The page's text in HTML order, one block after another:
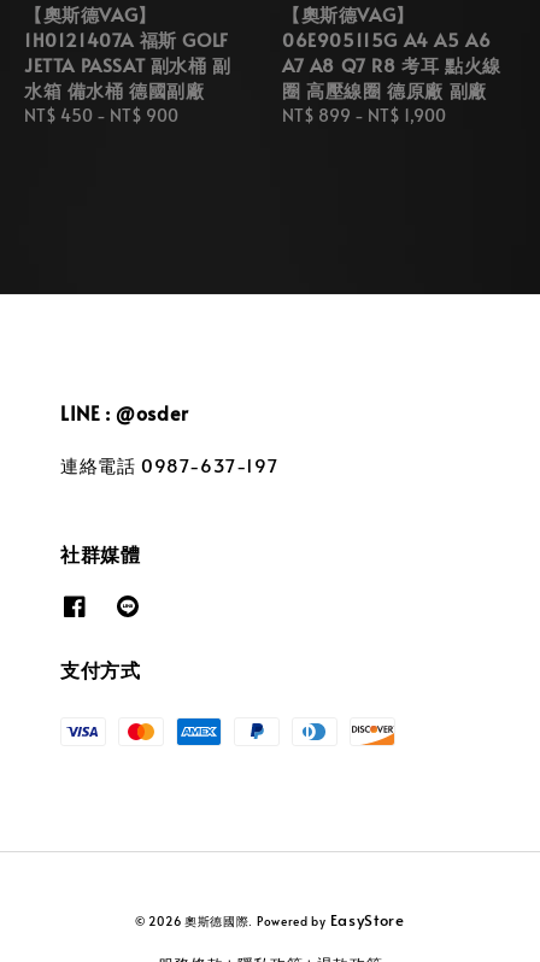
【奧斯德VAG】
1H0121407A 福斯 GOLF
JETTA PASSAT 副水桶 副
水箱 備水桶 德國副廠
Regular
NT$ 450 - NT$ 900
【奧斯德VAG】
06E905115G A4 A5 A6
A7 A8 Q7 R8 考耳 點火線
圈 高壓線圈 德原廠 副廠
Regular
NT$ 899 - NT$ 1,900
LINE : @osder
連絡電話 0987-637-197
社群媒體
支付方式
© 2026 奧斯德國際. Powered by EasyStore